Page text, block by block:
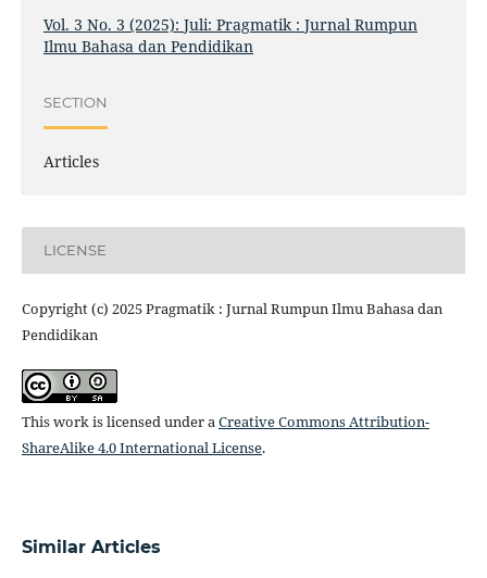
Vol. 3 No. 3 (2025): Juli: Pragmatik : Jurnal Rumpun
Ilmu Bahasa dan Pendidikan
SECTION
Articles
LICENSE
Copyright (c) 2025 Pragmatik : Jurnal Rumpun Ilmu Bahasa dan
Pendidikan
This work is licensed under aCreative Commons Attribution-
ShareAlike 4.0 International License.
Similar Articles